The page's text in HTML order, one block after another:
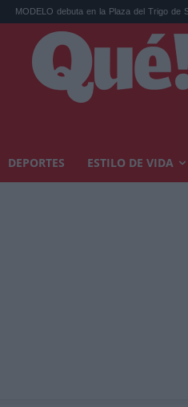
debuta en la Plaza del Trigo de Sonorama Ri...
DEPORTES ESTILO DE VIDA